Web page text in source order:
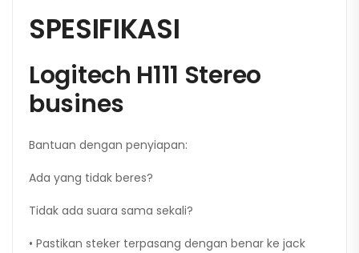
SPESIFIKASI
Logitech H111 Stereo
busines
Bantuan dengan penyiapan:
Ada yang tidak beres?
Tidak ada suara sama sekali?
• Pastikan steker terpasang dengan benar ke jack